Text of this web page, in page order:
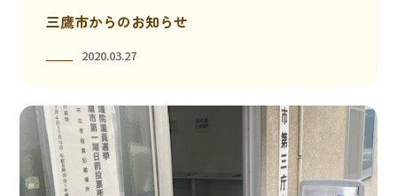
三鷹市からのお知らせ
2020.03.27